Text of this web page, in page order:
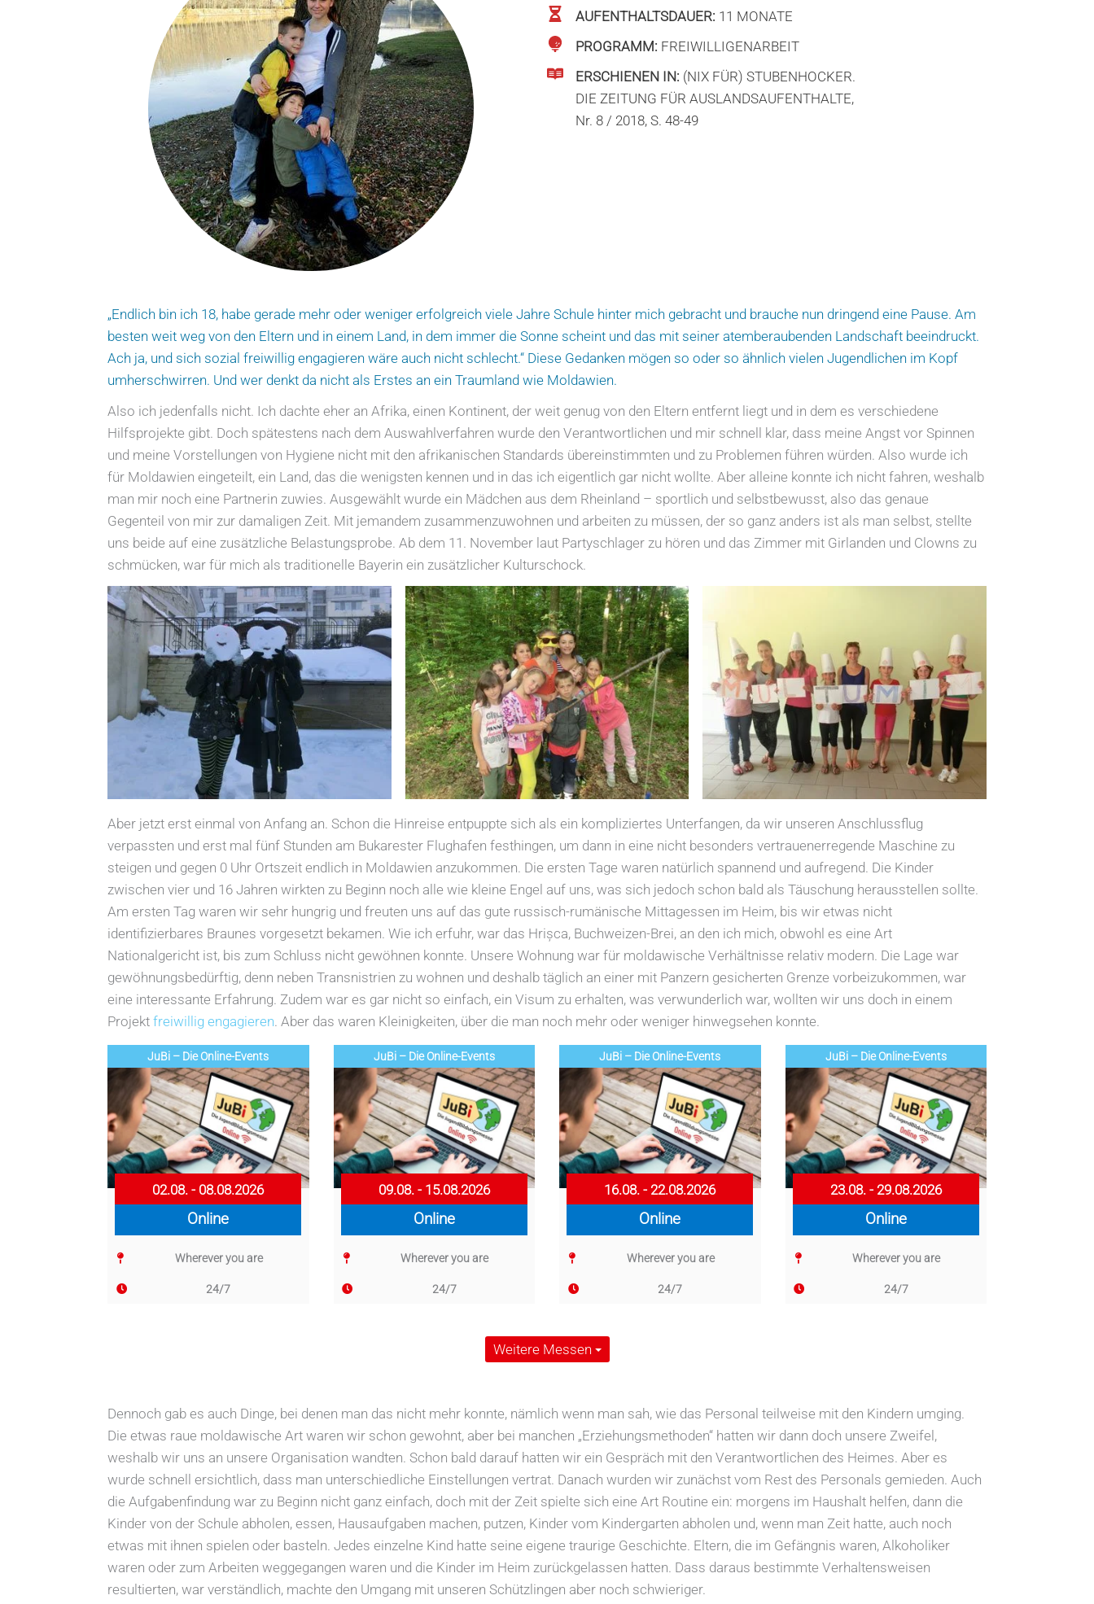
AUFENTHALTSDAUER: 11 MONATE
PROGRAMM: FREIWILLIGENARBEIT
ERSCHIENEN IN: (NIX FÜR) STUBENHOCKER.
DIE ZEITUNG FÜR AUSLANDSAUFENTHALTE,
Nr. 8 / 2018, S. 48-49
„Endlich bin ich 18, habe gerade mehr oder weniger erfolgreich viele Jahre Schule hinter mich gebracht und brauche nun dringend eine Pause. Am
besten weit weg von den Eltern und in einem Land, in dem immer die Sonne scheint und das mit seiner atemberaubenden Landschaft beeindruckt.
Ach ja, und sich sozial freiwillig engagieren wäre auch nicht schlecht.“ Diese Gedanken mögen so oder so ähnlich vielen Jugendlichen im Kopf
umherschwirren. Und wer denkt da nicht als Erstes an ein Traumland wie Moldawien.
Also ich jedenfalls nicht. Ich dachte eher an Afrika, einen Kontinent, der weit genug von den Eltern entfernt liegt und in dem es verschiedene
Hilfsprojekte gibt. Doch spätestens nach dem Auswahlverfahren wurde den Verantwortlichen und mir schnell klar, dass meine Angst vor Spinnen
und meine Vorstellungen von Hygiene nicht mit den afrikanischen Standards übereinstimmten und zu Problemen führen würden. Also wurde ich
für Moldawien eingeteilt, ein Land, das die wenigsten kennen und in das ich eigentlich gar nicht wollte. Aber alleine konnte ich nicht fahren, weshalb
man mir noch eine Partnerin zuwies. Ausgewählt wurde ein Mädchen aus dem Rheinland – sportlich und selbstbewusst, also das genaue
Gegenteil von mir zur damaligen Zeit. Mit jemandem zusammenzuwohnen und arbeiten zu müssen, der so ganz anders ist als man selbst, stellte
uns beide auf eine zusätzliche Belastungsprobe. Ab dem 11. November laut Partyschlager zu hören und das Zimmer mit Girlanden und Clowns zu
schmücken, war für mich als traditionelle Bayerin ein zusätzlicher Kulturschock.
Aber jetzt erst einmal von Anfang an. Schon die Hinreise entpuppte sich als ein kompliziertes Unterfangen, da wir unseren Anschlussflug
verpassten und erst mal fünf Stunden am Bukarester Flughafen festhingen, um dann in eine nicht besonders vertrauenerregende Maschine zu
steigen und gegen 0 Uhr Ortszeit endlich in Moldawien anzukommen. Die ersten Tage waren natürlich spannend und aufregend. Die Kinder
zwischen vier und 16 Jahren wirkten zu Beginn noch alle wie kleine Engel auf uns, was sich jedoch schon bald als Täuschung herausstellen sollte.
Am ersten Tag waren wir sehr hungrig und freuten uns auf das gute russisch-rumänische Mittagessen im Heim, bis wir etwas nicht
identifizierbares Braunes vorgesetzt bekamen. Wie ich erfuhr, war das Hrișca, Buchweizen-Brei, an den ich mich, obwohl es eine Art
Nationalgericht ist, bis zum Schluss nicht gewöhnen konnte. Unsere Wohnung war für moldawische Verhältnisse relativ modern. Die Lage war
gewöhnungsbedürftig, denn neben Transnistrien zu wohnen und deshalb täglich an einer mit Panzern gesicherten Grenze vorbeizukommen, war
eine interessante Erfahrung. Zudem war es gar nicht so einfach, ein Visum zu erhalten, was verwunderlich war, wollten wir uns doch in einem
Projekt freiwillig engagieren. Aber das waren Kleinigkeiten, über die man noch mehr oder weniger hinwegsehen konnte.
JuBi – Die Online-Events
02.08. - 08.08.2026
Online
Wherever you are
24/7
JuBi – Die Online-Events
09.08. - 15.08.2026
Online
Wherever you are
24/7
JuBi – Die Online-Events
16.08. - 22.08.2026
Online
Wherever you are
24/7
JuBi – Die Online-Events
23.08. - 29.08.2026
Online
Wherever you are
24/7
Weitere Messen
Dennoch gab es auch Dinge, bei denen man das nicht mehr konnte, nämlich wenn man sah, wie das Personal teilweise mit den Kindern umging.
Die etwas raue moldawische Art waren wir schon gewohnt, aber bei manchen „Erziehungsmethoden“ hatten wir dann doch unsere Zweifel,
weshalb wir uns an unsere Organisation wandten. Schon bald darauf hatten wir ein Gespräch mit den Verantwortlichen des Heimes. Aber es
wurde schnell ersichtlich, dass man unterschiedliche Einstellungen vertrat. Danach wurden wir zunächst vom Rest des Personals gemieden. Auch
die Aufgabenfindung war zu Beginn nicht ganz einfach, doch mit der Zeit spielte sich eine Art Routine ein: morgens im Haushalt helfen, dann die
Kinder von der Schule abholen, essen, Hausaufgaben machen, putzen, Kinder vom Kindergarten abholen und, wenn man Zeit hatte, auch noch
etwas mit ihnen spielen oder basteln. Jedes einzelne Kind hatte seine eigene traurige Geschichte. Eltern, die im Gefängnis waren, Alkoholiker
waren oder zum Arbeiten weggegangen waren und die Kinder im Heim zurückgelassen hatten. Dass daraus bestimmte Verhaltensweisen
resultierten, war verständlich, machte den Umgang mit unseren Schützlingen aber noch schwieriger.